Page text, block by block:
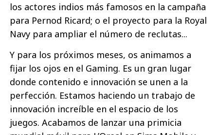
los actores indios más famosos en la campaña
para Pernod Ricard; o el proyecto para la Royal
Navy para ampliar el número de reclutas...
Y para los próximos meses, os animamos a
fijar los ojos en el Gaming. Es un gran lugar
donde contenido e innovación se unen a la
perfección. Estamos haciendo un trabajo de
innovación increíble en el espacio de los
juegos. Acabamos de lanzar una primicia